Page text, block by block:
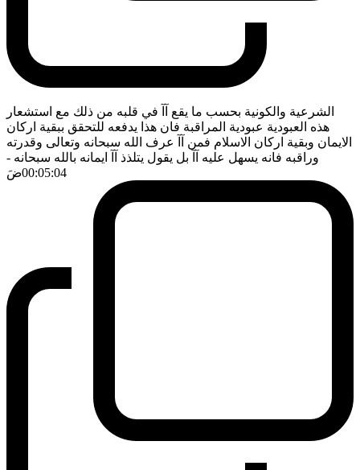
الشرعية والكونية بحسب ما يقع آآ في قلبه من ذلك مع استشعار
هذه العبودية عبودية المراقبة فان هذا يدفعه للتحقق ببقية اركان
الايمان وبقية اركان الاسلام فمن آآ عرف الله سبحانه وتعالى وقدرته
وراقبه فانه يسهل عليه آآ بل يقول يتلذذ آآ ايمانه بالله سبحانه -
00:05:04ضَ